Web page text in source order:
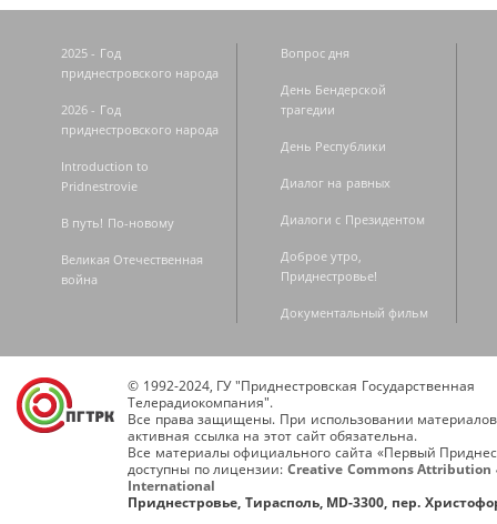
2025 - Год
приднестровского народа
2026 - Год
приднестровского народа
Introduction to
Pridnestrovie
В путь! По-новому
Великая Отечественная
война
Вопрос дня
День Бендерской
трагедии
День Республики
Диалог на равных
Диалоги с Президентом
Доброе утро,
Приднестровье!
Документальный фильм
© 1992-2024, ГУ "Приднестровская Государственная
Телерадиокомпания".
Все права защищены. При использовании
активная ссылка на этот сайт обязательна.
Все материалы официального сайта «Первый
доступны по лицензии: Creative Commons Attribution
International
Приднестровье, Тирасполь, MD-3300, пер.